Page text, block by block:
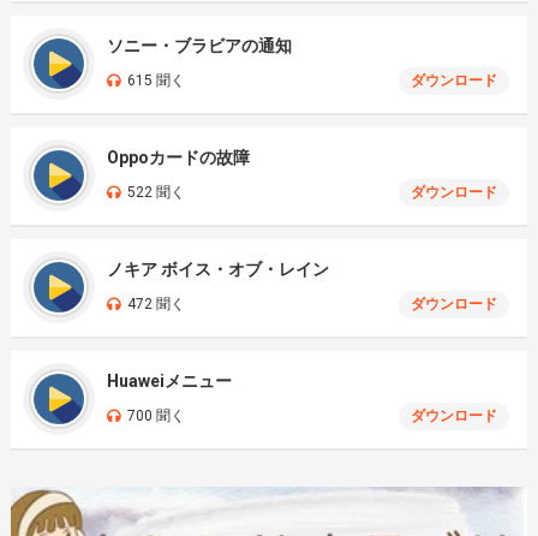
ソニー・ブラビアの通知
615 聞く ダウンロード
Oppoカードの故障
522 聞く ダウンロード
ノキア ボイス・オブ・レイン
472 聞く ダウンロード
Huaweiメニュー
700 聞く ダウンロード